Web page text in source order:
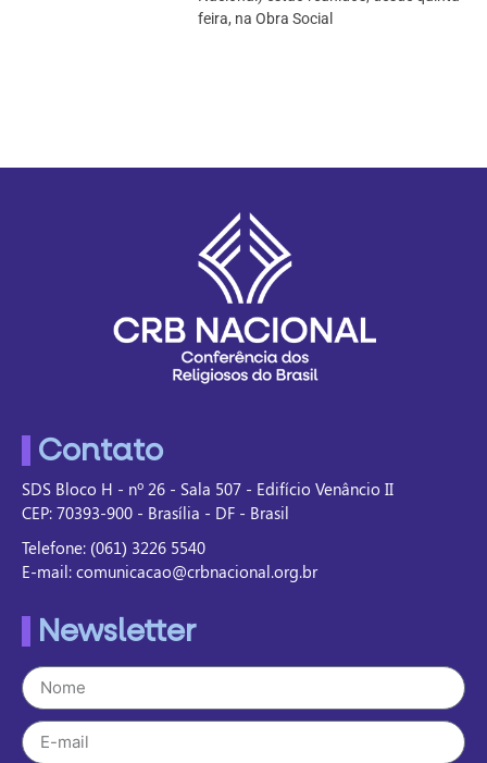
feira, na Obra Social
Contato
SDS Bloco H - nº 26 - Sala 507 - Edifício Venâncio II
CEP: 70393-900 - Brasília - DF - Brasil
Telefone: (061) 3226 5540
E-mail: comunicacao@crbnacional.org.br
Newsletter